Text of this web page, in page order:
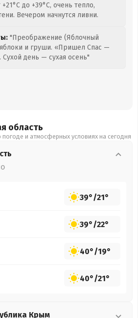
до +39°C, очень тепло,
Вечером начнутся ливни.
"Преображение (Яблочный
и груши. «Пришел Спас —
день — сухая осень"
область
и атмосферных условиях на сегодня
39°/21°
39°/22°
40°/19°
40°/21°
Крым